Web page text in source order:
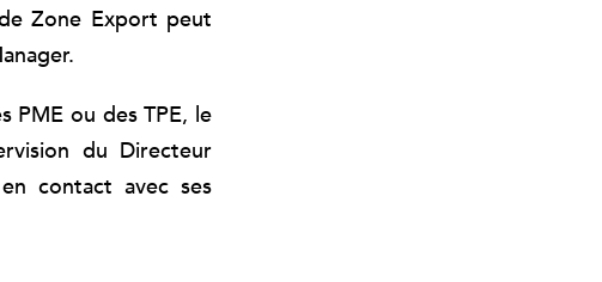
Zone Export peut
PME ou des TPE, le
du Directeur
contact avec ses